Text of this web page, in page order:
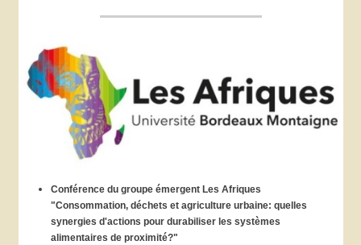
Conférence du groupe émergent Les Afriques
"Consommation, déchets et agriculture urbaine: quelles
synergies d'actions pour durabiliser les systèmes
alimentaires de proximité?"